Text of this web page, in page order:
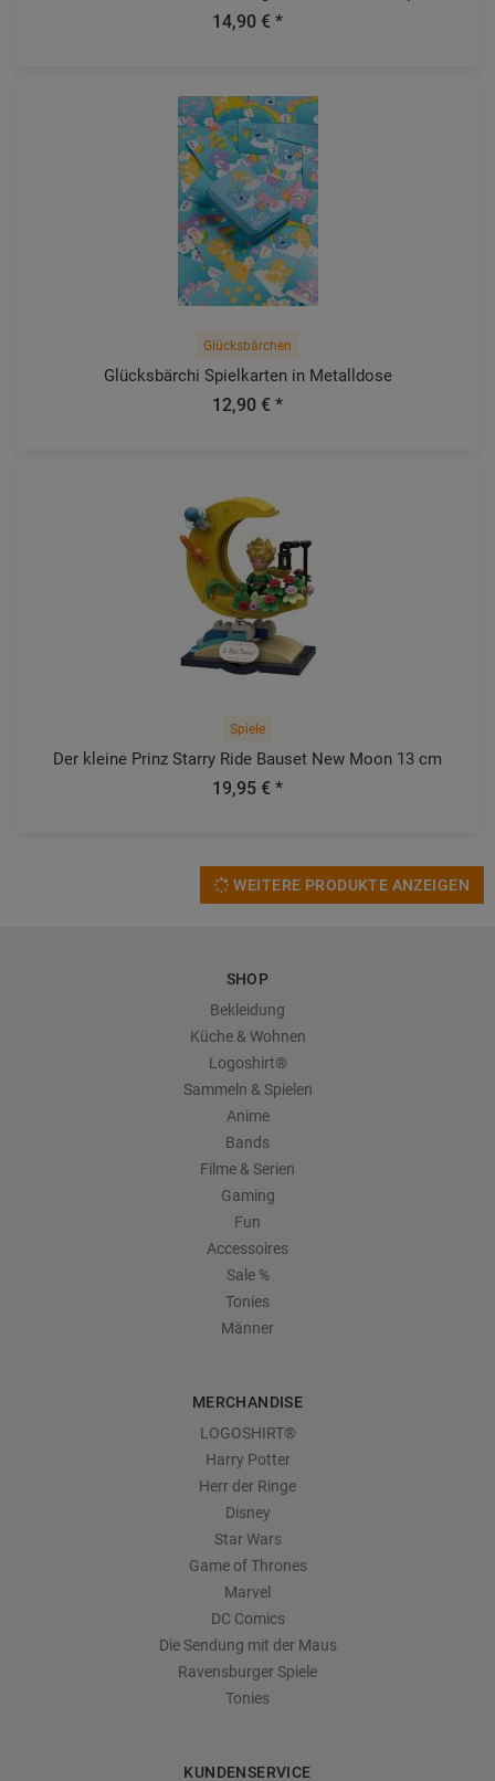
14,90 € *
Glücksbärchen
Glücksbärchi Spielkarten in Metalldose
12,90 € *
Spiele
Der kleine Prinz Starry Ride Bauset New Moon 13 cm
19,95 € *
WEITERE PRODUKTE ANZEIGEN
SHOP
Bekleidung
Küche & Wohnen
Logoshirt®
Sammeln & Spielen
Anime
Bands
Filme & Serien
Gaming
Fun
Accessoires
Sale %
Tonies
Männer
MERCHANDISE
LOGOSHIRT®
Harry Potter
Herr der Ringe
Disney
Star Wars
Game of Thrones
Marvel
DC Comics
Die Sendung mit der Maus
Ravensburger Spiele
Tonies
KUNDENSERVICE